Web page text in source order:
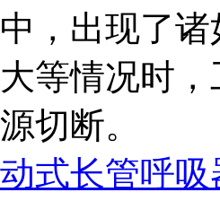
，出现了
等情况时
切断。
式长管呼